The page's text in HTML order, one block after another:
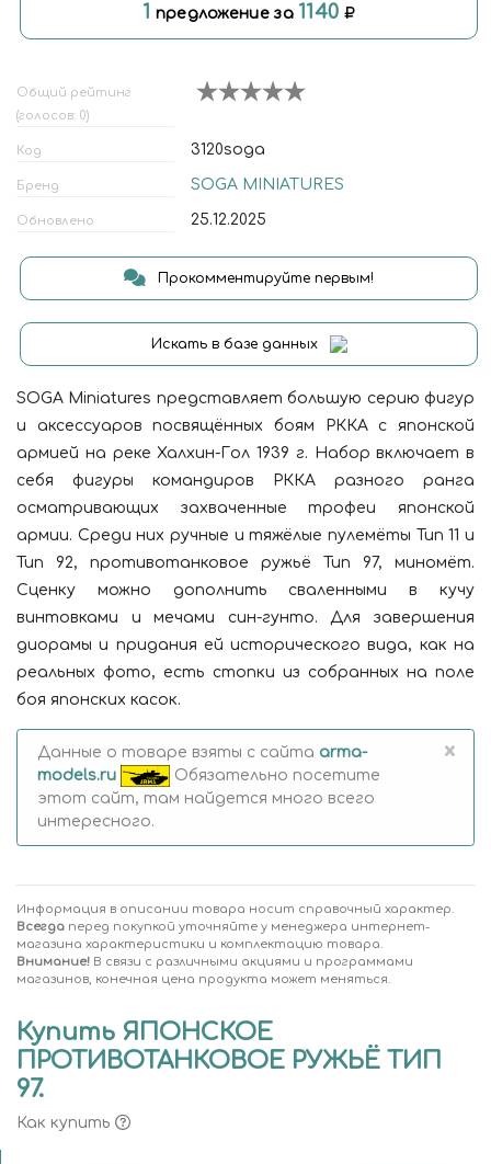
1 предложение за 1140
Общий рейтинг
(голосов: 0)
Код 3120soga
Бренд SOGA MINIATURES
Обновлено 25.12.2025
Прокомментируйте первым!
Искать в базе данных
SOGA Miniatures представляет большую серию фигур
и аксессуаров посвящённых боям РККА с японской
армией на реке Халхин-Гол 1939 г. Набор включает в
себя фигуры командиров РККА разного ранга
осматривающих захваченные трофеи японской
армии. Среди них ручные и тяжёлые пулемёты Тип 11 и
Тип 92, противотанковое ружьё Тип 97, миномёт.
Сценку можно дополнить сваленными в кучу
винтовками и мечами син-гунто. Для завершения
диорамы и придания ей исторического вида, как на
реальных фото, есть стопки из собранных на поле
боя японских касок.
Данные о товаре взяты с сайта arma-
models.ru
Обязательно посетите
этот сайт, там найдется много всего
интересного.
×
Информация в описании товара носит справочный характер.
Всегда перед покупкой уточняйте у менеджера интернет-
магазина характеристики и комплектацию товара.
Внимание! В связи с различными акциями и программами
магазинов, конечная цена продукта может меняться.
Купить ЯПОНСКОЕ
ПРОТИВОТАНКОВОЕ РУЖЬЁ ТИП
97.
Как купить